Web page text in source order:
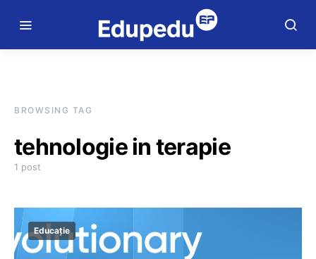
BROWSING TAG
tehnologie in terapie
1 post
Educație